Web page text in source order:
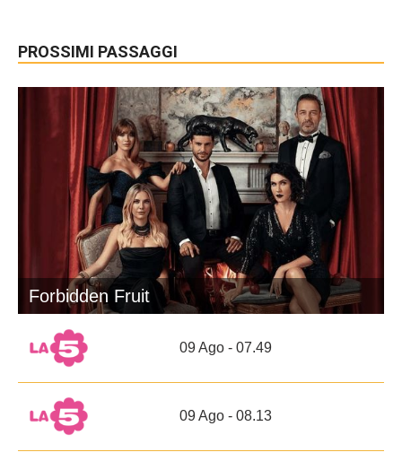
PROSSIMI PASSAGGI
Forbidden Fruit
09 Ago - 07.49
09 Ago - 08.13